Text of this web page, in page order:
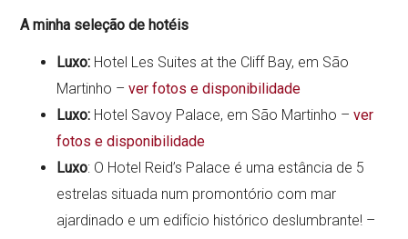
A minha seleção de hotéis
Luxo: Hotel Les Suites at the Cliff Bay, em São
Martinho –ver fotos e disponibilidade
Luxo: Hotel Savoy Palace, em São Martinho –ver
fotos e disponibilidade
Luxo: O Hotel Reid’s Palace é uma estância de 5
estrelas situada num promontório com mar
ajardinado e um edifício histórico deslumbrante! –